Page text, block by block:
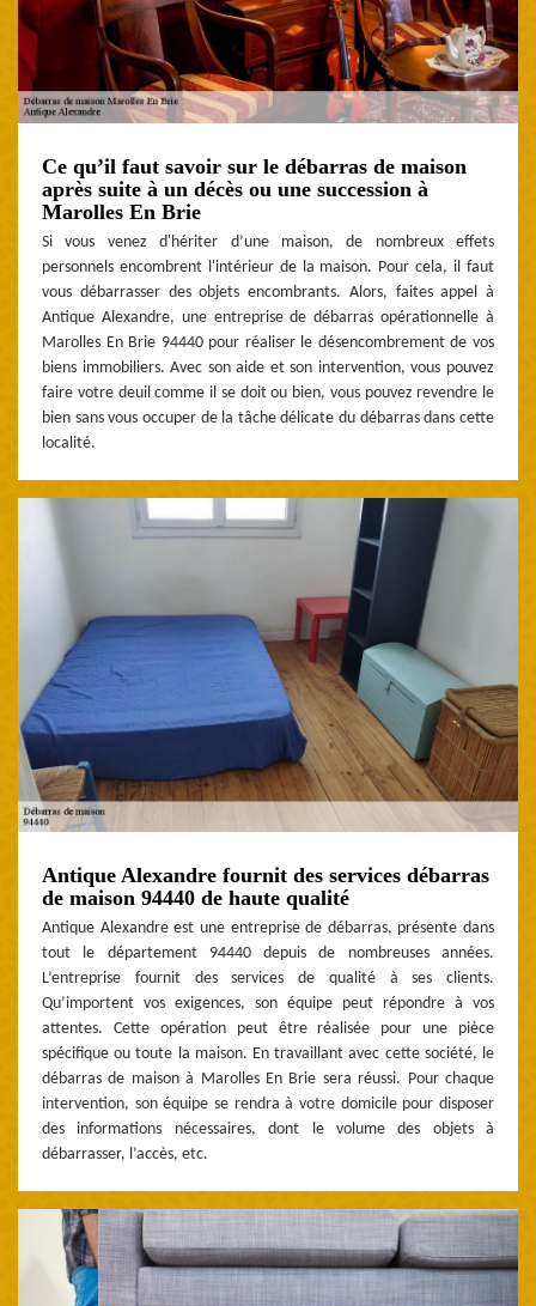
Ce qu’il faut savoir sur le débarras de maison
après suite à un décès ou une succession à
Marolles En Brie
Si vous venez d'hériter d’une maison, de nombreux effets
personnels encombrent l'intérieur de la maison. Pour cela, il faut
vous débarrasser des objets encombrants. Alors, faites appel à
Antique Alexandre, une entreprise de débarras opérationnelle à
Marolles En Brie 94440 pour réaliser le désencombrement de vos
biens immobiliers. Avec son aide et son intervention, vous pouvez
faire votre deuil comme il se doit ou bien, vous pouvez revendre le
bien sans vous occuper de la tâche délicate du débarras dans cette
localité.
Antique Alexandre fournit des services débarras
de maison 94440 de haute qualité
Antique Alexandre est une entreprise de débarras, présente dans
tout le département 94440 depuis de nombreuses années.
L’entreprise fournit des services de qualité à ses clients.
Qu’importent vos exigences, son équipe peut répondre à vos
attentes. Cette opération peut être réalisée pour une pièce
spécifique ou toute la maison. En travaillant avec cette société, le
débarras de maison à Marolles En Brie sera réussi. Pour chaque
intervention, son équipe se rendra à votre domicile pour disposer
des informations nécessaires, dont le volume des objets à
débarrasser, l’accès, etc.